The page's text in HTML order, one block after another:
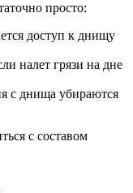
просто:
доступ к днищу
налет грязи на дне
с днища убираются
с составом